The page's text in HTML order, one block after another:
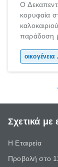
Ο
κορυφαία
παράδοση
χώρας.
Σχετικά με
Η Εταιρεία
Προβολή στο